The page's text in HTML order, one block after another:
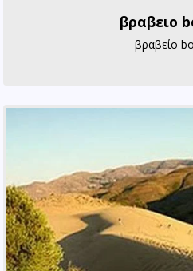
βραβειο
βραβείο